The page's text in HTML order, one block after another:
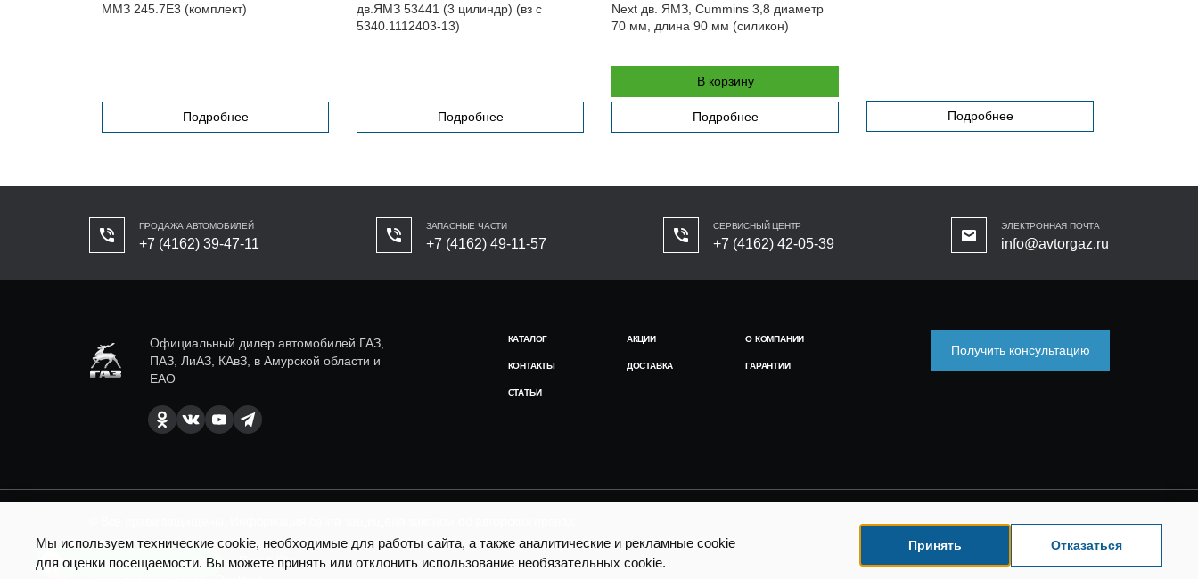
Есть вопросы по доставке?
ММЗ 245.7Е3 (комплект)
Подробнее
дв.ЯМЗ 53441 (3 цилиндр) (вз с
5340.1112403-13)
Подробнее
Next дв. ЯМЗ, Cummins 3,8 диаметр
70 мм, длина 90 мм (силикон)
В корзину
Подробнее Подробнее
ПРОДАЖА АВТОМОБИЛЕЙ
+7 (4162) 39-47-11
ЗАПАСНЫЕ ЧАСТИ
+7 (4162) 49-11-57
СЕРВИСНЫЙ ЦЕНТР
+7 (4162) 42-05-39
ЭЛЕКТРОННАЯ ПОЧТА
info@avtorgaz.ru
Официальный дилер автомобилей ГАЗ,
ПАЗ, ЛиАЗ, КАвЗ, в Амурской области и
ЕАО
КАТАЛОГ АКЦИИ О КОМПАНИИ
КОНТАКТЫ ДОСТАВКА ГАРАНТИИ
СТАТЬИ
Получить консультацию
SEO продвижение сайта - Result Plus
Мы используем технические cookie, необходимые для работы сайта, а также аналитические и рекламные cookie
для оценки посещаемости. Вы можете принять или отклонить использование необязательных cookie.
Принять Отказаться